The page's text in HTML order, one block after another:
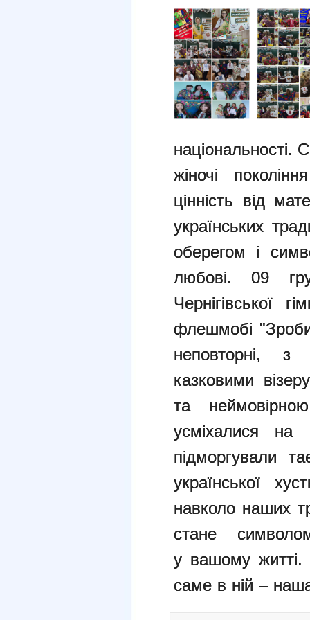
національності.
жіночі
цінність від
українських
оберегом і
любові. 09
Чернігівської
флешмобі
неповторні, з
казковими
та
усміхалися на
підморгували
української
навколо наших
стане
у вашому житті.
саме в ній –